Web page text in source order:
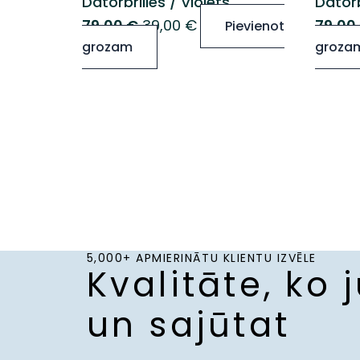
79,00€
was:
79,00 €.
39,00 €
is:
39,00 €.Pievienot
grozam
79,00
5,000+ APMIERINĀTU KLIENTU IZVĒLE
Kvalitāte, ko
un sajūtat